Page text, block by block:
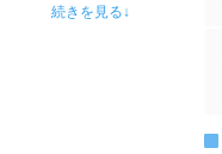
続きを見る↓